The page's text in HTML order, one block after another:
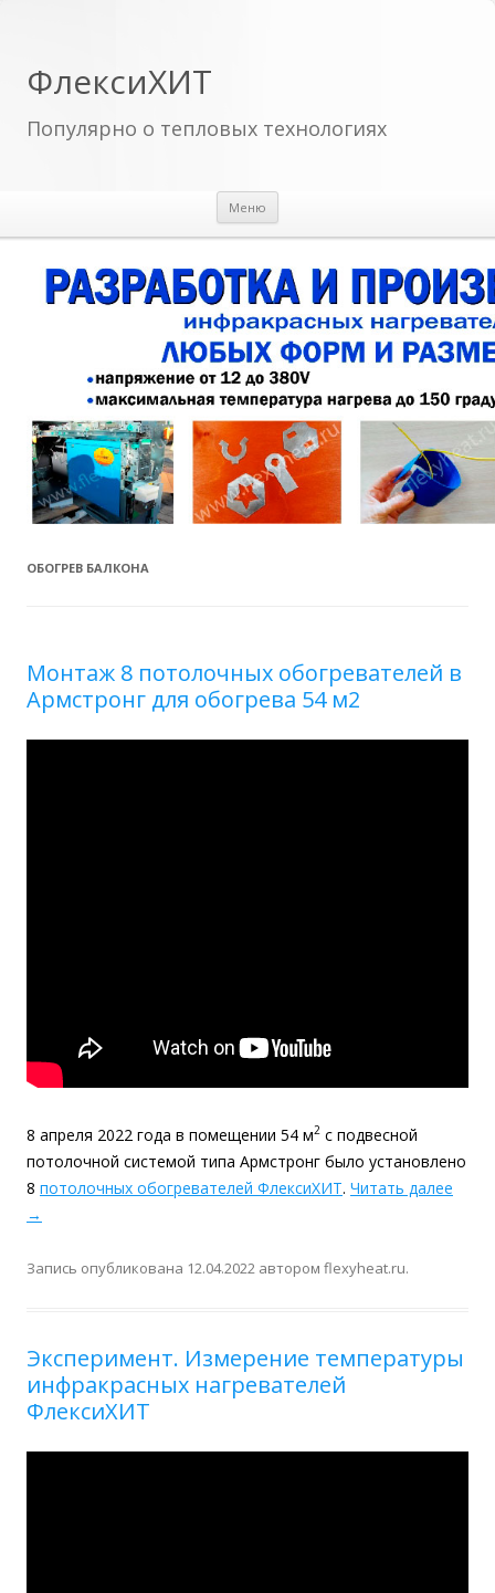
ФлексиХИТ
Популярно о тепловых технологиях
Меню
ОБОГРЕВ БАЛКОНА
Монтаж 8 потолочных обогревателей в
Армстронг для обогрева 54 м2
8 апреля 2022 года в помещении 54 м2 с подвесной
потолочной системой типа Армстронг было установлено
8 потолочных обогревателей ФлексиХИТ. Читать далее
→
Запись опубликована 12.04.2022 автором flexyheat.ru.
Эксперимент. Измерение температуры
инфракрасных нагревателей
ФлексиХИТ